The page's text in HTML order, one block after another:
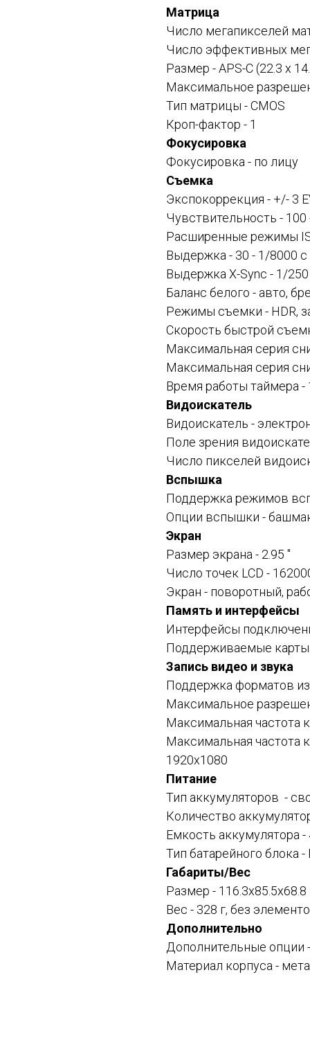
Матрица
Число мегапикселей
Число эффективных
Размер - APS-C (22.3 х
Максимальное
Тип матрицы - CMOS
Кроп-фактор - 1
Фокусировка
Фокусировка - по лицу
Съемка
Экспокоррекция - +/- 3
Чувствительность - 100
Расширенные режимы
Выдержка - 30 - 1/8000 с
Выдержка X-Sync - 1/
Баланс белого - авто,
Режимы съемки - HDR,
Скорость быстрой
Максимальная серия
Максимальная серия
Время работы таймера -
Видоискатель
Видоискатель -
Поле зрения
Число пикселей
Вспышка
Поддержка режимов
Опции вспышки -
Экран
Размер экрана - 2.95 "
Число точек LCD -
Экран - поворотный,
Память и интерфейсы
Интерфейсы
Поддерживаемые карты
Запись видео и звука
Поддержка форматов
Максимальное
Максимальная частота
Максимальная частота
1920x1080
Питание
Тип аккумуляторов -
Количество
Емкость аккумулятора
Тип батарейного блока -
Габариты/Вес
Размер -
Вес - 328 г, без
Дополнительно
Дополнительные опции
Материал корпуса -